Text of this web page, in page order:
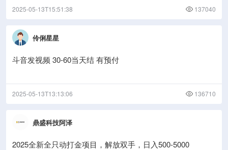
2025-05-13T15:51:38 137040
伶俐星星
斗音发视频 30-60当天结 有预付
2025-05-13T13:13:06 136710
鼎盛科技阿泽
2025全新全只动打金项目，解放双手，日入500-5000